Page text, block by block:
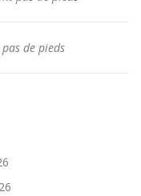
pas de pieds